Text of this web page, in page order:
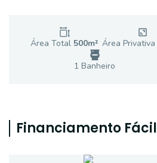
Área Total 500m² Área Privativa
1 Banheiro
Financiamento Fácil